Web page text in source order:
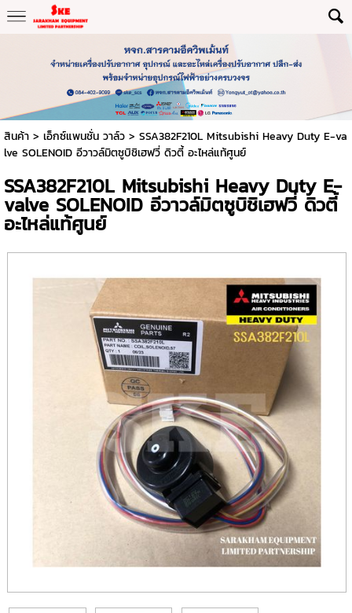
สินค้า> เอ็กซ์แพนชั่น วาล์ว> SSA382F210L Mitsubishi Heavy Duty E-va
lve SOLENOID อีวาวล์มิตซูบิชิเฮฟวี่ ดิวตี้ อะไหล่แท้ศูนย์
SSA382F210L Mitsubishi Heavy Duty E-
valve SOLENOID อีวาวล์มิตซูบิชิเฮฟวี่ ดิวตี้
อะไหล่แท้ศูนย์